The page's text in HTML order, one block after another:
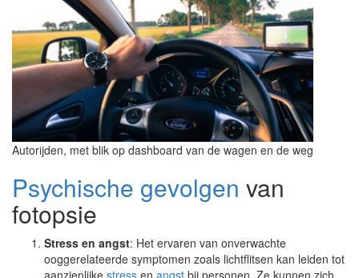
Autorijden, met blik op dashboard van de wagen en de weg
Psychische gevolgen van
fotopsie
Stress en angst: Het ervaren van onverwachte
ooggerelateerde symptomen zoals lichtflitsen kan leiden tot
aanzienlijke stress en angst bij personen. Ze kunnen zich